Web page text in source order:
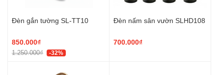
Đèn gắn tường SL-TT10
850.000₫
1.250.000₫ -32%
Đèn nấm sân vườn SLHD108
700.000₫